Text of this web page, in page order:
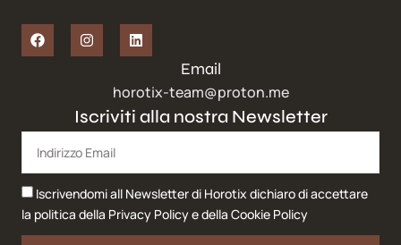
Iscriviti alla nostra Newsletter
Iscrivendomi all Newsletter di Horotix dichiaro di accettare
la politica della Privacy Policye della Cookie Policy
Email
horotix-team@proton.me